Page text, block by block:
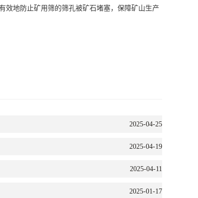
地防止矿用筛的筛孔被矿石堵塞，保障矿山生产
2025-04-25
2025-04-19
2025-04-11
2025-01-17